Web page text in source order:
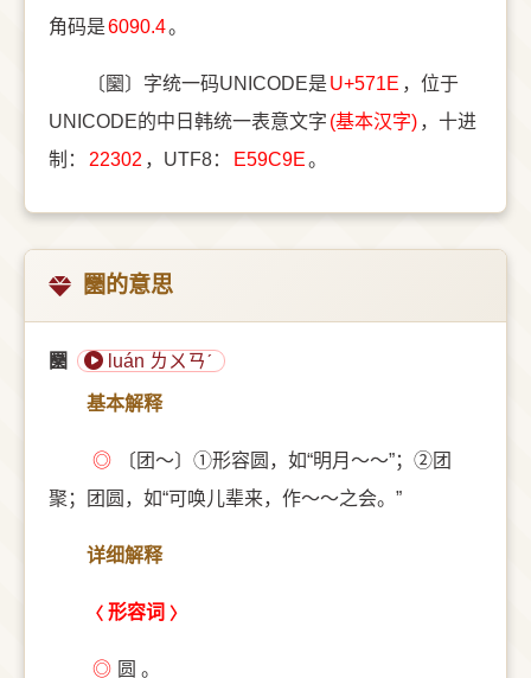
角码是6090.4。
〔圞〕字统一码UNICODE是 U+571E ，位于
UNICODE的中日韩统一表意文字 (基本汉字) ，十进
制：
22302 ，UTF8： E59C9E。
圞的意思
圞 luán ㄌㄨㄢˊ
基本解释
◎
〔团～〕①形容圆，如“明月～～”；②团
聚；团圆，如“可唤儿辈来，作～～之会。”
详细解释
形容词
◎ 圆 。